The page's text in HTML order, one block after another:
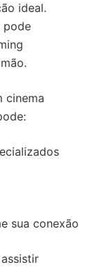
ideal.
pode
cinema
sua conexão